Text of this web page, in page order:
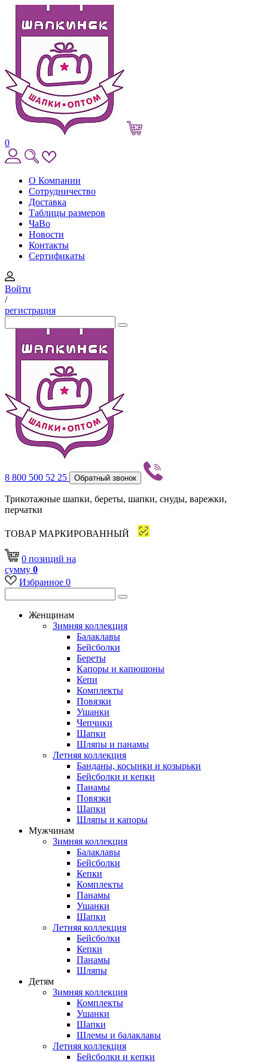
0
О Компании
Сотрудничество
Доставка
Таблицы размеров
ЧаВо
Новости
Контакты
Сертификаты
Войти
/
регистрация
8 800 500 52 25 Обратный звонок
Трикотажные шапки, береты, шапки, снуды, варежки,
перчатки
ТОВАР МАРКИРОВАННЫЙ
0 позиций на
сумму 0
Избранное 0
Женщинам
Зимняя коллекция
Балаклавы
Бейсболки
Береты
Капоры и капюшоны
Кепи
Комплекты
Повязки
Ушанки
Чепчики
Шапки
Шляпы и панамы
Летняя коллекция
Банданы, косынки и козырьки
Бейсболки и кепки
Панамы
Повязки
Шапки
Шляпы и капоры
Мужчинам
Зимняя коллекция
Балаклавы
Бейсболки
Кепки
Комплекты
Панамы
Ушанки
Шапки
Летняя коллекция
Бейсболки
Кепки
Панамы
Шляпы
Детям
Зимняя коллекция
Комплекты
Ушанки
Шапки
Шлемы и балаклавы
Летняя коллекция
Бейсболки и кепки